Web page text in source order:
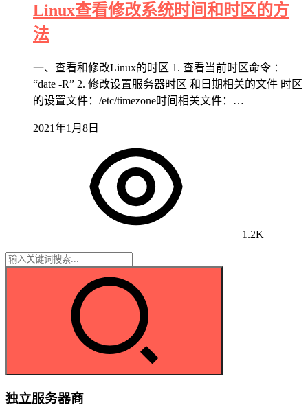
Linux查看修改系统时间和时区的方
法
一、查看和修改Linux的时区 1. 查看当前时区命令 ：
“date -R” 2. 修改设置服务器时区 和日期相关的文件 时区
的设置文件：/etc/timezone时间相关文件：…
2021年1月8日
1.2K
独立服务器商